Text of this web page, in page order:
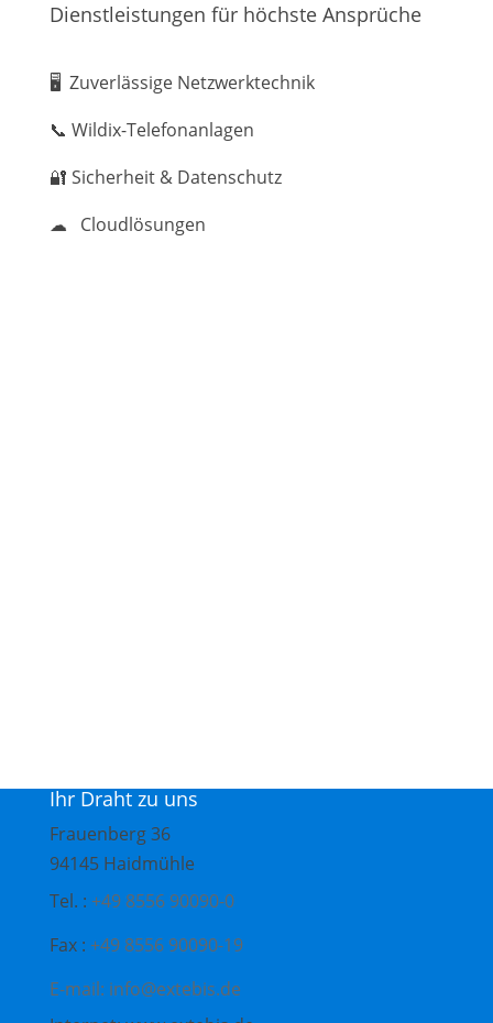
Dienstleistungen für höchste Ansprüche
🖥 Zuverlässige Netzwerktechnik
📞 Wildix-Telefonanlagen
🔐 Sicherheit & Datenschutz
☁ Cloudlösungen
Ihr Draht zu uns
Frauenberg 36
94145 Haidmühle
Tel. : +49 8556 90090-0
Fax : +49 8556 90090-19
E-mail: info@extebis.de